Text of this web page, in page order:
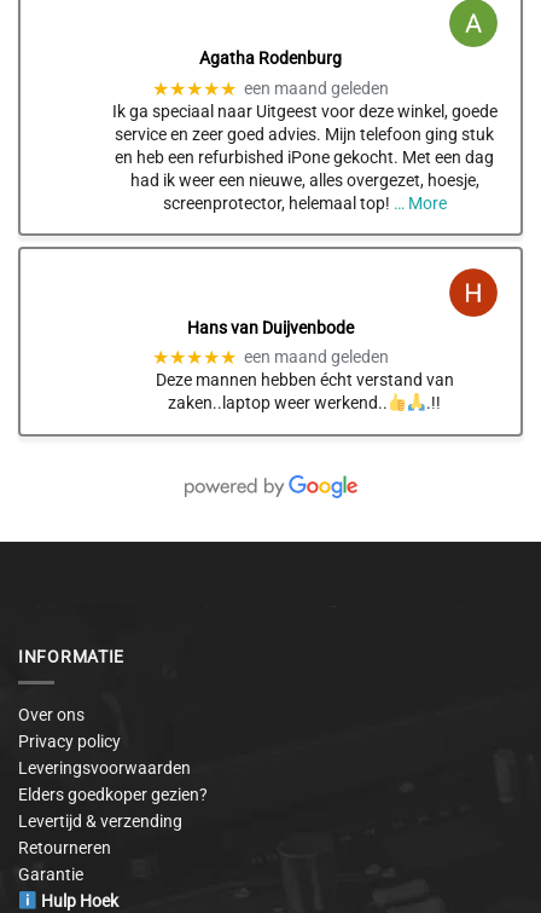
Agatha Rodenburg
★★★★★ een maand geleden
Ik ga speciaal naar Uitgeest voor deze winkel, goede
service en zeer goed advies. Mijn telefoon ging stuk
en heb een refurbished iPone gekocht. Met een dag
had ik weer een nieuwe, alles overgezet, hoesje,
screenprotector, helemaal top! … More
Hans van Duijvenbode
★★★★★ een maand geleden
Deze mannen hebben écht verstand van
zaken..laptop weer werkend..
.!!
INFORMATIE
Over ons
Privacy policy
Leveringsvoorwaarden
Elders goedkoper gezien?
Levertijd & verzending
Retourneren
Garantie
Hulp Hoek